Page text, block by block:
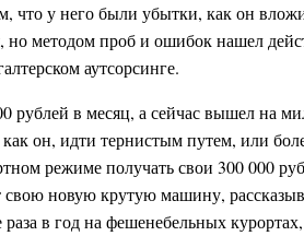
что у него были убытки, как он
но методом проб и ошибок нашел
аутсорсинге.
рублей в месяц, а сейчас вышел на
он, идти тернистым путем, или
режиме получать свои 300 000
новую крутую машину,
раза в год на фешенебельных